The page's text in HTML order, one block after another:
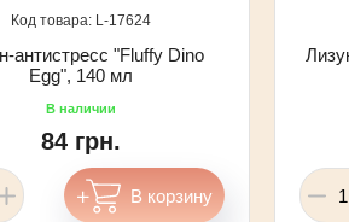
17624
антистресс "Fluffy Dino
Egg", 140 мл
84 грн.